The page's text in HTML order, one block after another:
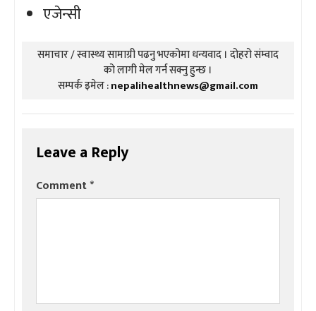
एजेन्सी
समाचार / स्वास्थ्य सामाग्री पढनु भएकोमा धन्यवाद । दोहरो संम्वाद
को लागी मेल गर्न सक्नु हुन्छ ।
सम्पर्क इमेल :nepalihealthnews@gmail.com
Leave a Reply
Comment*